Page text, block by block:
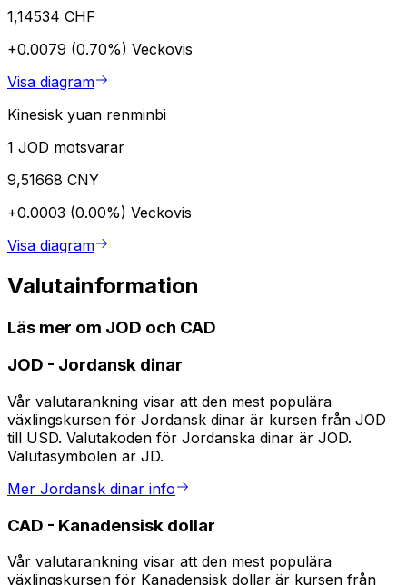
1,14534 CHF
+0.0079 (0.70%) Veckovis
Visa diagram
Kinesisk yuan renminbi
1 JOD motsvarar
9,51668 CNY
+0.0003 (0.00%) Veckovis
Visa diagram
Valutainformation
Läs mer om JOD och CAD
JOD - Jordansk dinar
Vår valutarankning visar att den mest populära
växlingskursen för Jordansk dinar är kursen från JOD
till USD. Valutakoden för Jordanska dinar är JOD.
Valutasymbolen är JD.
Mer Jordansk dinar info
CAD - Kanadensisk dollar
Vår valutarankning visar att den mest populära
växlingskursen för Kanadensisk dollar är kursen från